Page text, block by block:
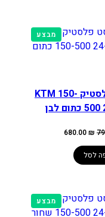
מבצעמוצרים
במבצע
סט פלסטיק KTM 150-
לבן
המחיר
היה:
790.00 ₪.
680.00₪
לסל
מבצעמוצרים
במבצע